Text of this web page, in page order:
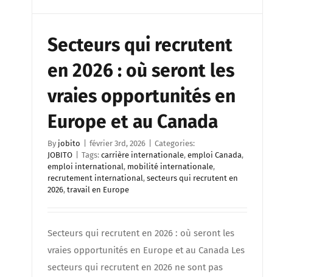
Secteurs qui recrutent
en 2026 : où seront les
vraies opportunités en
Europe et au Canada
By jobito février 3rd, 2026
Categories:
JOBITO
Tags: carrière internationale, emploi Canada,
emploi international, mobilité internationale,
recrutement international, secteurs qui recrutent en
2026, travail en Europe
Secteurs qui recrutent en 2026 : où seront les
vraies opportunités en Europe et au Canada Les
secteurs qui recrutent en 2026 ne sont pas